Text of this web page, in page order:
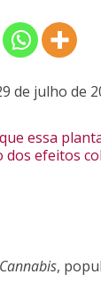
de julho de
essa
dos efeitos
Cannabis,